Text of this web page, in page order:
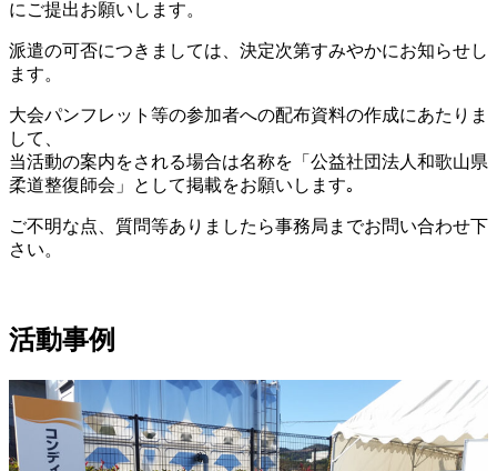
にご提出お願いします。
派遣の可否につきましては、決定次第すみやかにお知らせし
ます。
大会パンフレット等の参加者への配布資料の作成にあたりま
して、
当活動の案内をされる場合は名称を「公益社団法人和歌山県
柔道整復師会」として掲載をお願いします｡
ご不明な点、質問等ありましたら事務局までお問い合わせ下
さい。
活動事例